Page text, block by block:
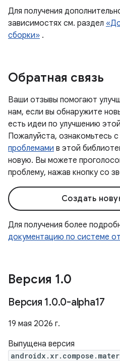
Для получения
зависимостях см. раздел
сборки» .
Обратная связь
Ваши отзывы помогают
нам, если вы обнаружите
есть идеи по улучшению
Пожалуйста, ознакомьтесь с
проблемами в этой
новую. Вы можете
проблему, нажав кнопку со
Создать
Для получения более
документацию по системе
Версия 1.0
Версия 1.0.0-alpha17
19 мая 2026 г.
Выпущена версия